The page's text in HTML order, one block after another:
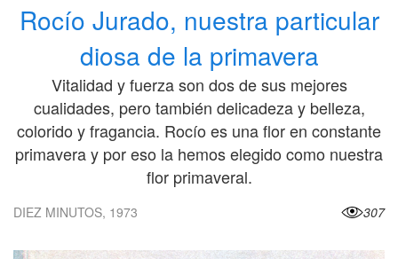
Rocío Jurado, nuestra particular
diosa de la primavera
Vitalidad y fuerza son dos de sus mejores
cualidades, pero también delicadeza y belleza,
colorido y fragancia. Rocío es una flor en constante
primavera y por eso la hemos elegido como nuestra
flor primaveral.
DIEZ MINUTOS, 1973 307